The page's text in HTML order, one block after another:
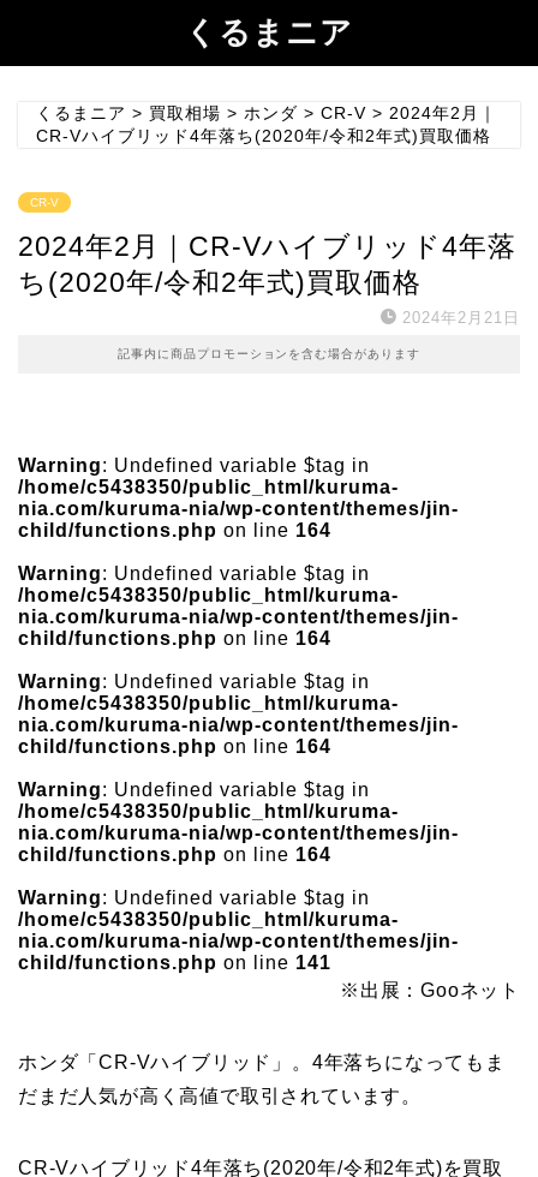
くるまニア
くるまニア > 買取相場 > ホンダ > CR-V > 2024年2月｜
CR-Vハイブリッド4年落ち(2020年/令和2年式)買取価格
CR-V
2024年2月｜CR-Vハイブリッド4年落
ち(2020年/令和2年式)買取価格
2024年2月21日
記事内に商品プロモーションを含む場合があります
Warning: Undefined variable $tag in
/home/c5438350/public_html/kuruma-
nia.com/kuruma-nia/wp-content/themes/jin-
child/functions.php on line 164
Warning: Undefined variable $tag in
/home/c5438350/public_html/kuruma-
nia.com/kuruma-nia/wp-content/themes/jin-
child/functions.php on line 164
Warning: Undefined variable $tag in
/home/c5438350/public_html/kuruma-
nia.com/kuruma-nia/wp-content/themes/jin-
child/functions.php on line 164
Warning: Undefined variable $tag in
/home/c5438350/public_html/kuruma-
nia.com/kuruma-nia/wp-content/themes/jin-
child/functions.php on line 164
Warning: Undefined variable $tag in
/home/c5438350/public_html/kuruma-
nia.com/kuruma-nia/wp-content/themes/jin-
child/functions.php on line 141
※出展：Gooネット
ホンダ「CR-Vハイブリッド」。4年落ちになってもま
だまだ人気が高く高値で取引されています。
CR-Vハイブリッド4年落ち(2020年/令和2年式)を買取